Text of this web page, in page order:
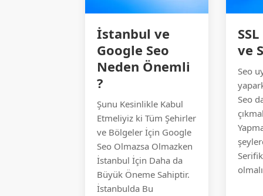
İstanbul ve
Google Seo
Neden Önemli
?
Şunu Kesinlikle Kabul
Etmeliyiz ki Tüm Şehirler
ve Bölgeler İçin Google
Seo Olmazsa Olmazken
İstanbul İçin Daha da
Büyük Öneme Sahiptir.
İstanbulda Bu
ve
Seo
Seo